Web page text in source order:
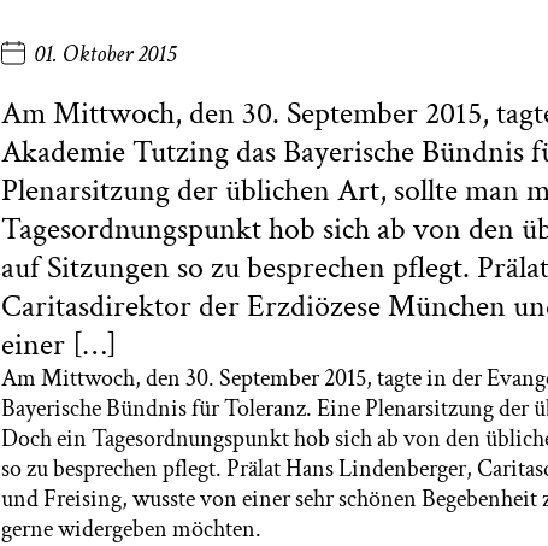
01. Oktober 2015
Am Mittwoch, den 30. September 2015,
Akademie Tutzing das Bayerische Bündnis
Plenarsitzung der üblichen Art, sollte man
Tagesordnungspunkt hob sich ab von den
auf Sitzungen so zu besprechen pflegt.
Caritasdirektor der Erzdiözese München
einer […]
Am Mittwoch, den 30. September 2015, tagte in der
Bayerische Bündnis für Toleranz. Eine Plenarsitzung der
Doch ein Tagesordnungspunkt hob sich ab von den
so zu besprechen pflegt. Prälat Hans Lindenberger,
und Freising, wusste von einer sehr schönen
gerne widergeben möchten.